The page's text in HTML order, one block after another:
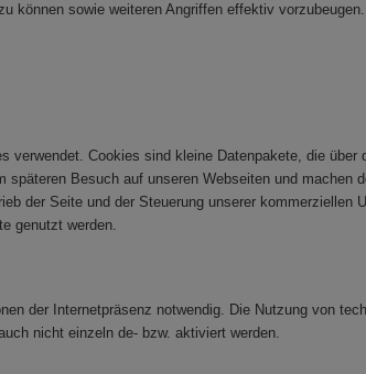
können sowie weiteren Angriffen effektiv
verwendet. Cookies sind kleine Datenpakete, die
späteren Besuch auf unseren Webseiten und
der Seite und der Steuerung unserer
genutzt werden.
der Internetpräsenz notwendig. Die Nutzung von
nicht einzeln de- bzw. aktiviert werden.